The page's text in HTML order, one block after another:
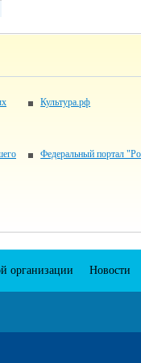
Культура.рф
Федеральный портал
организации Новости